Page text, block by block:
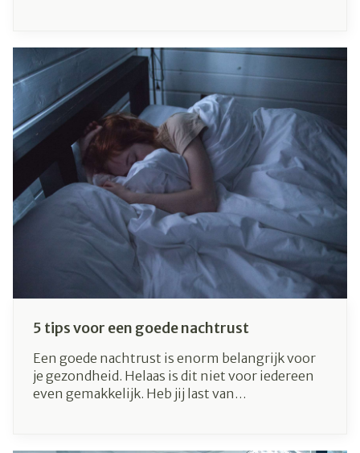
dosering van een bekend geneesmiddel wordt
aangepast, ben je best te controleren wat
eventuele bijwerkingen kunnen zijn. Het is
belangrijk om te weten op welke potentiële
symptomen je moet letten, zodat je tijdig kan
ingrijpen wanneer nodig. In dit artikel leren we
jou de 4 stappen die je moet nemen wanneer je
bijwerkingen ervaart.
5 tips voor een goede nachtrust
Een goede nachtrust is enorm belangrijk voor
je gezondheid. Helaas is dit niet voor iedereen
even gemakkelijk. Heb jij last van